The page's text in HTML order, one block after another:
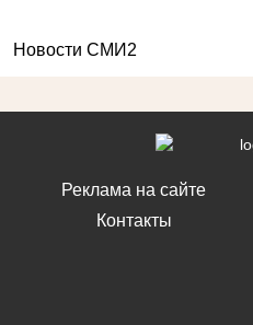
Новости СМИ2
Реклама на сайте
Контакты